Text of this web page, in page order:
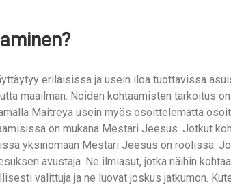
erilaisissa ja usein iloa tuottavissa
maailman. Noiden kohtaamisten tarkoitus
Maitreya usein myös osoittelematta
on mukana Mestari Jeesus. Jotkut
yksinomaan Mestari Jeesus on roolissa.
avustaja. Ne ilmiasut, jotka näihin
valittuja ja ne luovat joskus jatkumon.